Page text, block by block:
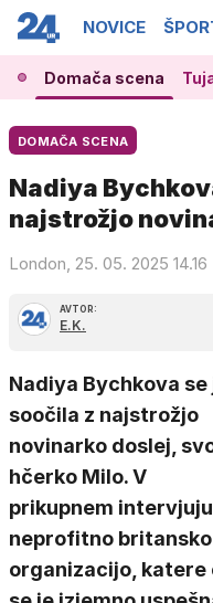
NOVICE
Domača scena
DOMAČA SCENA
Nadiya
najstrožjo
London, 25. 05. 2025 14.16
AVTOR:
E.K.
Nadiya Bychkova se
soočila z najstrožjo
novinarko doslej,
hčerko Milo. V
prikupnem
neprofitno britansko
organizacijo, katere